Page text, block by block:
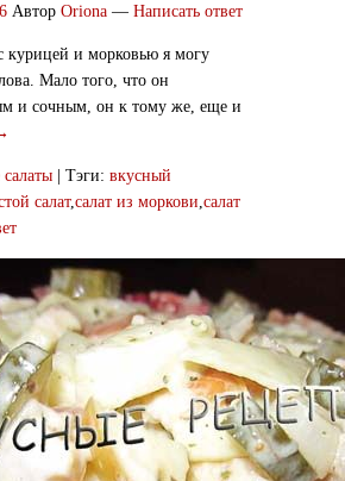
Автор Oriona — Написать ответ
курицей и морковью я могу
Мало того, что он
и сочным, он к тому же, еще и
Тэги: вкусный
салат,салат из моркови,салат